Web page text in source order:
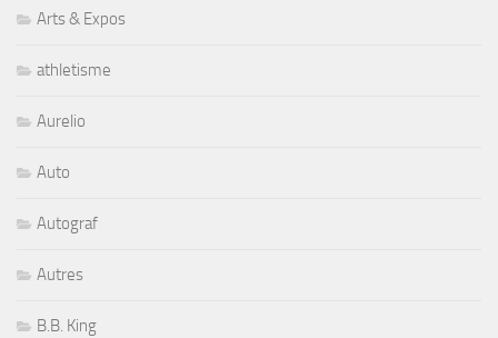
Arts & Expos
athletisme
Aurelio
Auto
Autograf
Autres
B.B. King